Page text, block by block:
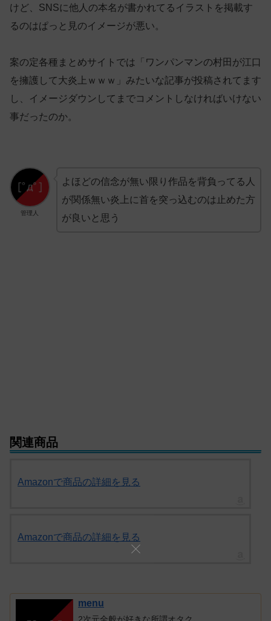
けど、SNSに他人の本名が書かれてるイラストを掲載す
るのはぱっと見のイメージが悪い。
案の定各種まとめサイトでは「ワンパンマンの村田が江口
を擁護して大炎上ｗｗｗ」みたいな記事が投稿されてます
し、イメージダウンしてまでコメントしなければいけない
事だったのか。
管理人
よほどの信念が無い限り作品を背負ってる人
が関係無い炎上に首を突っ込むのは止めた方
が良いと思う
関連商品
Amazonで商品の詳細を見る
Amazonで商品の詳細を見る
menu
2次元全般が好きな所謂オタク。